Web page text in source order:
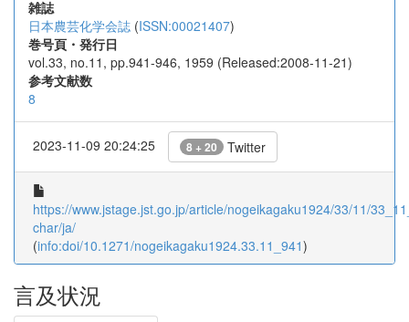
雑誌
日本農芸化学会誌 (ISSN:00021407)
巻号頁・発行日
vol.33, no.11, pp.941-946, 1959 (Released:2008-11-21)
参考文献数
8
2023-11-09 20:24:25 8 + 20 Twitter
https://www.jstage.jst.go.jp/article/nogeikagaku1924/33/11/
char/ja/
(info:doi/10.1271/nogeikagaku1924.33.11_941)
言及状況